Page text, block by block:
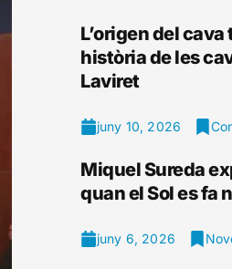
L’origen del
història de les
Laviret
juny 10, 2026
Miquel Sureda
quan el Sol es fa
juny 6, 2026